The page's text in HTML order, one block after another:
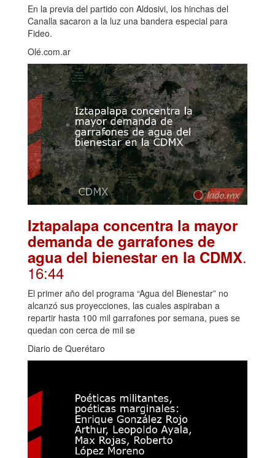
En la previa del partido con Aldosivi, los hinchas del
Canalla sacaron a la luz una bandera especial para
Fideo.
Olé.com.ar
Iztapalapa concentra la mayor
demanda de garrafones de
agua del bienestar en la CDMX.
16:44
El primer año del programa “Agua del Bienestar” no
alcanzó sus proyecciones, las cuales aspiraban a
repartir hasta 100 mil garrafones por semana, pues se
quedan con cerca de mil se
Diario de Querétaro